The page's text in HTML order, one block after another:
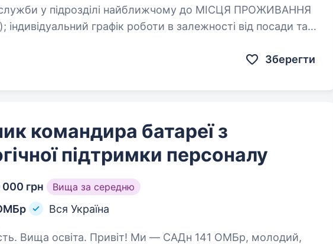
у підрозділі найближчому до МІСЦЯ ПРОЖИВАННЯ
та
Зберегти
командира батареї з
підтримки персоналу
000 грн Вища за середню
Вся Україна
Ми — САДн 141 ОМБр, молодий,